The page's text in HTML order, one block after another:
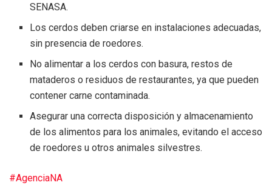
SENASA.
Los cerdos deben criarse en instalaciones adecuadas,
sin presencia de roedores.
No alimentar a los cerdos con basura, restos de
mataderos o residuos de restaurantes, ya que pueden
contener carne contaminada.
Asegurar una correcta disposición y almacenamiento
de los alimentos para los animales, evitando el acceso
de roedores u otros animales silvestres.
#AgenciaNA